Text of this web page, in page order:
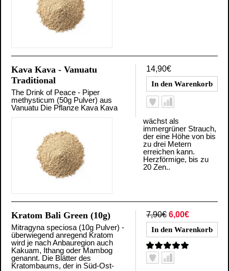
14,90€
Kava Kava - Vanuatu
Traditional
The Drink of Peace - Piper
methysticum (50g Pulver) aus
Vanuatu Die Pflanze Kava Kava
wächst als
immergrüner Strauch,
der eine Höhe von bis
zu drei Metern
erreichen kann.
Herzförmige, bis zu
20 Zen..
7,90€ 6,00€
Kratom Bali Green (10g)
Mitragyna speciosa (10g Pulver) -
überwiegend anregend Kratom
wird je nach Anbauregion auch
Kakuam, Ithang oder Mambog
genannt. Die Blätter des
Kratombaums, der in Süd-Ost-